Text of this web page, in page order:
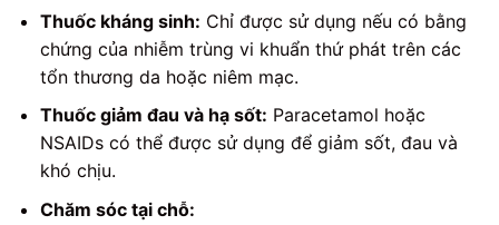
Thuốc kháng sinh: Chỉ được sử dụng nếu có bằng
chứng của nhiễm trùng vi khuẩn thứ phát trên các
tổn thương da hoặc niêm mạc.
Thuốc giảm đau và hạ sốt: Paracetamol hoặc
NSAIDs có thể được sử dụng để giảm sốt, đau và
khó chịu.
Chăm sóc tại chỗ: